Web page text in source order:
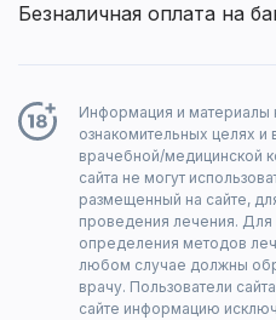
Безналичная оплата на
Информация и материалы
ознакомительных целях
врачебной/медицинской
сайта не могут
размещенный на сайте,
проведения лечения. Для
определения методов
любом случае должны
врачу. Пользователи
сайте информацию